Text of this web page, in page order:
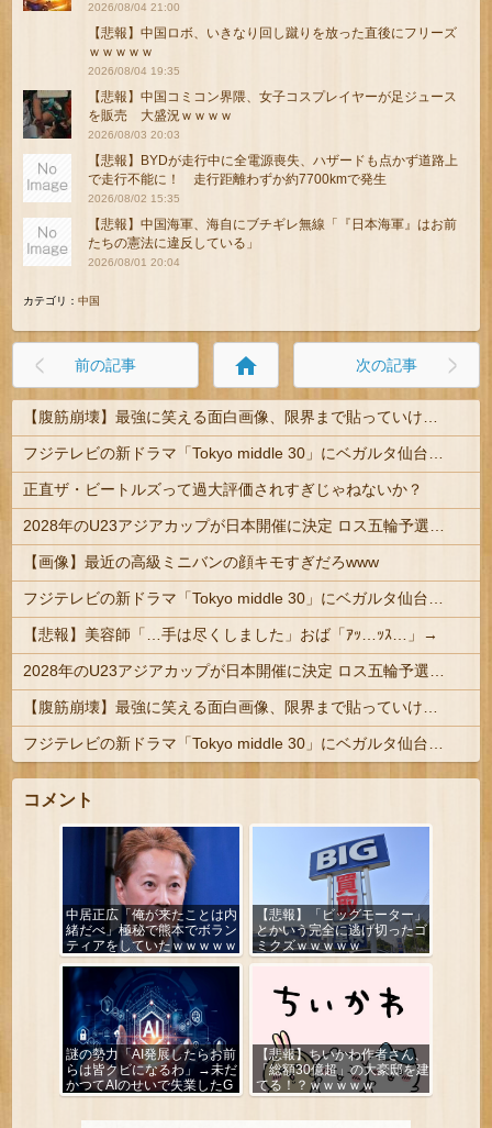
2026/08/04 21:00
【悲報】中国ロボ、いきなり回し蹴りを放った直後にフリーズ
ｗｗｗｗｗ
2026/08/04 19:35
【悲報】中国コミコン界隈、女子コスプレイヤーが足ジュース
を販売 大盛況ｗｗｗｗ
2026/08/03 20:03
【悲報】BYDが走行中に全電源喪失、ハザードも点かず道路上
で走行不能に！ 走行距離わずか約7700kmで発生
2026/08/02 15:35
【悲報】中国海軍、海自にブチギレ無線「『日本海軍』はお前
たちの憲法に違反している」
2026/08/01 20:04
カテゴリ：中国
前の記事 home 次の記事
正直ザ・ビートルズって過大評価されすぎじゃねないか？
【画像】最近の高級ミニバンの顔キモすぎだろwww
【悲報】美容師「…手は尽くしました」おば「ｱｯ…ｯｽ…」→
コメント
中居正広「俺が来たことは内
緒だべ」極秘で熊本でボラン
ティアをしていたｗｗｗｗｗ
【悲報】「ビッグモーター」
とかいう完全に逃げ切ったゴ
ミクズｗｗｗｗｗ
謎の勢力「AI発展したらお前
らは皆クビになるわ」→未だ
かつてAIのせいで失業したG
民が0人の理由
【悲報】ちいかわ作者さん、
「総額30億超」の大豪邸を建
てる！？ｗｗｗｗｗ